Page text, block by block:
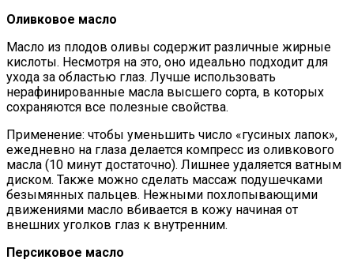
Оливковое масло
Масло из плодов оливы содержит различные жирные
кислоты. Несмотря на это, оно идеально подходит для
ухода за областью глаз. Лучше использовать
нерафинированные масла высшего сорта, в которых
сохраняются все полезные свойства.
Применение: чтобы уменьшить число «гусиных лапок»,
ежедневно на глаза делается компресс из оливкового
масла (10 минут достаточно). Лишнее удаляется ватным
диском. Также можно сделать массаж подушечками
безымянных пальцев. Нежными похлопывающими
движениями масло вбивается в кожу начиная от
внешних уголков глаз к внутренним.
Персиковое масло